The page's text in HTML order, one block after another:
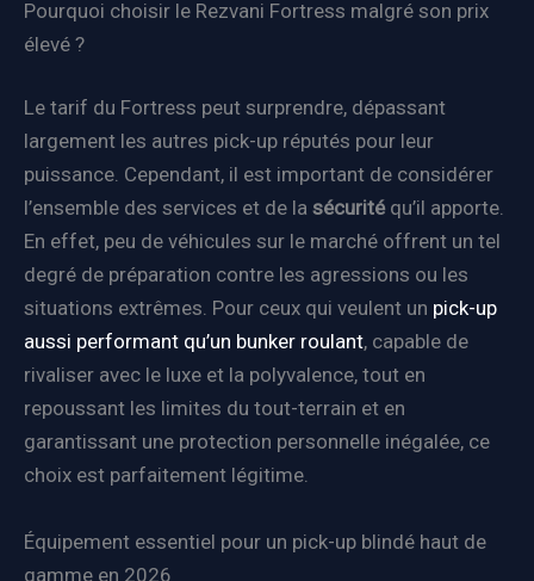
Pourquoi choisir le Rezvani Fortress malgré son prix
élevé ?
Le tarif du Fortress peut surprendre, dépassant
largement les autres pick-up réputés pour leur
puissance. Cependant, il est important de considérer
l’ensemble des services et de la sécuritéqu’il apporte.
En effet, peu de véhicules sur le marché offrent un tel
degré de préparation contre les agressions ou les
situations extrêmes. Pour ceux qui veulent un pick-up
aussi performant qu’un bunker roulant, capable de
rivaliser avec le luxe et la polyvalence, tout en
repoussant les limites du tout-terrain et en
garantissant une protection personnelle inégalée, ce
choix est parfaitement légitime.
Équipement essentiel pour un pick-up blindé haut de
gamme en 2026